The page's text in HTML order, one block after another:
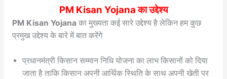
PM Kisan Yojana का उद्देश्य
PM Kisan Yojana का मुख्यता कई सारे उद्देश्य है लेकिन हम कुछ
प्रमुख उद्देश्य के बारे में बात करेंगे
प्रधानमंत्री किसान सम्मान निधि योजना का लाभ किसानों को दिया
जाता है ताकि किसान अपनी आर्थिक स्थिति के साथ अपनी खेती पर